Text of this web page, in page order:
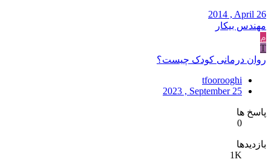
2014 , April 26
مهندس بيكار
م
T
روان درمانی کودک چیست؟
tfoorooghi
2023 , September 25
پاسخ ها
0
بازدیدها
1K